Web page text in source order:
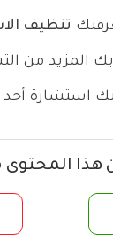
تنظيف
المزيد من
استشارة أحد
هذا المحتوى